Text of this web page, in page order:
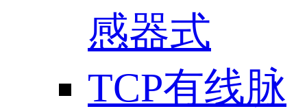
感器式
TCP有线脉